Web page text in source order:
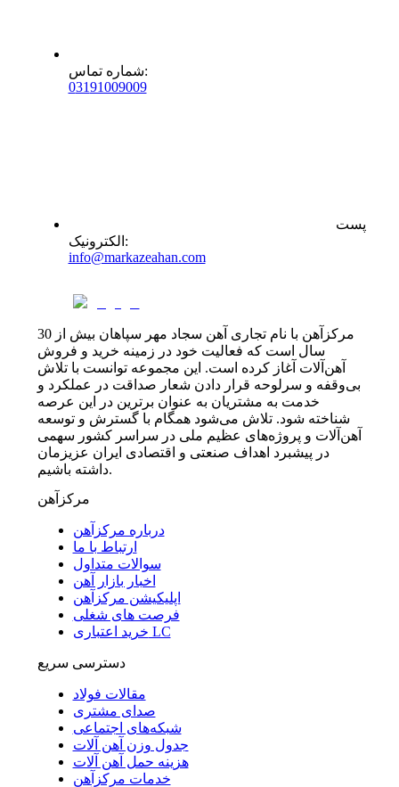
شماره تماس:
03191009009
پست
الکترونیک :
info@markazeahan.com
مرکزآهن با نام تجاری آهن سجاد مهر سپاهان بیش از 30
سال است که فعالیت خود در زمینه خرید و فروش
آهن‌آلات آغاز کرده است. این مجموعه توانست با تلاش
بی‌وقفه و سرلوحه قرار دادن شعار صداقت در عملکرد و
خدمت به مشتریان به عنوان برترین در این عرصه
شناخته شود. تلاش می‌شود همگام با گسترش و توسعه
آهن‌آلات و پروژه‌های عظیم ملی در سراسر کشور سهمی
در پیشبرد اهداف صنعتی و اقتصادی ایران عزیزمان
داشته باشیم.
مرکزآهن
درباره مرکزآهن
ارتباط با ما
سوالات متداول
اخبار بازار آهن
اپلیکیشن مرکزآهن
فرصت های شغلی
خرید اعتباری LC
دسترسی سریع
مقالات فولاد
صدای مشتری
شبکه‌های اجتماعی
جدول وزن آهن آلات
هزینه حمل آهن آلات
خدمات مرکزآهن